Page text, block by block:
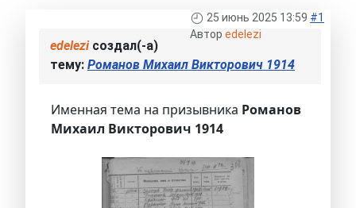
25 июнь 2025 13:59 #1
Автор edelezi
edeleziсоздал(-а)
тему: Романов Михаил Викторович 1914
Именная тема на призывника Романов
Михаил Викторович 1914